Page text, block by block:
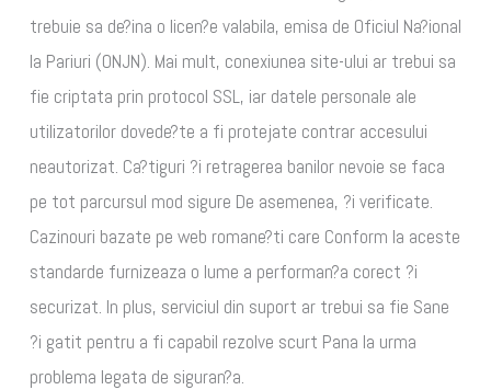
trebuie sa de?ina o licen?e valabila, emisa de Oficiul Na?ional
la Pariuri (ONJN). Mai mult, conexiunea site-ului ar trebui sa
fie criptata prin protocol SSL, iar datele personale ale
utilizatorilor dovede?te a fi protejate contrar accesului
neautorizat. Ca?tiguri ?i retragerea banilor nevoie se faca
pe tot parcursul mod sigure De asemenea, ?i verificate.
Cazinouri bazate pe web romane?ti care Conform la aceste
standarde furnizeaza o lume a performan?a corect ?i
securizat. In plus, serviciul din suport ar trebui sa fie Sane
?i gatit pentru a fi capabil rezolve scurt Pana la urma
problema legata de siguran?a.